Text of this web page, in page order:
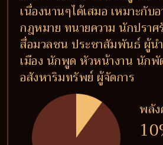
เนื่องนานๆได้เสมอ เหมาะกับ
กฎหมาย ทนายความ นักปราศ
สื่อมวลชน ประชาสัมพันธ์ ผู้น
เมือง นักพูด หัวหน้างาน นัก
อสังหาริมทรัพย์ ผู้จัดการ
พลั